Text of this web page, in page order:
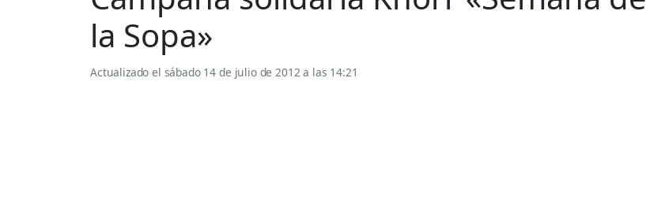
la Sopa»
Actualizado el sábado 14 de julio de 2012 a las 14:21